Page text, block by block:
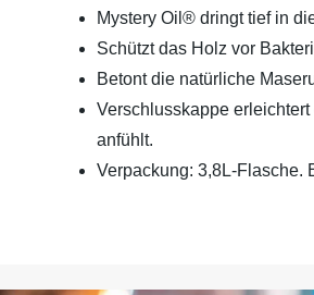
Mystery Oil® dringt tief in
Schützt das Holz vor
Betont die natürliche
Verschlusskappe
anfühlt.
Verpackung: 3,8L-Flasche.